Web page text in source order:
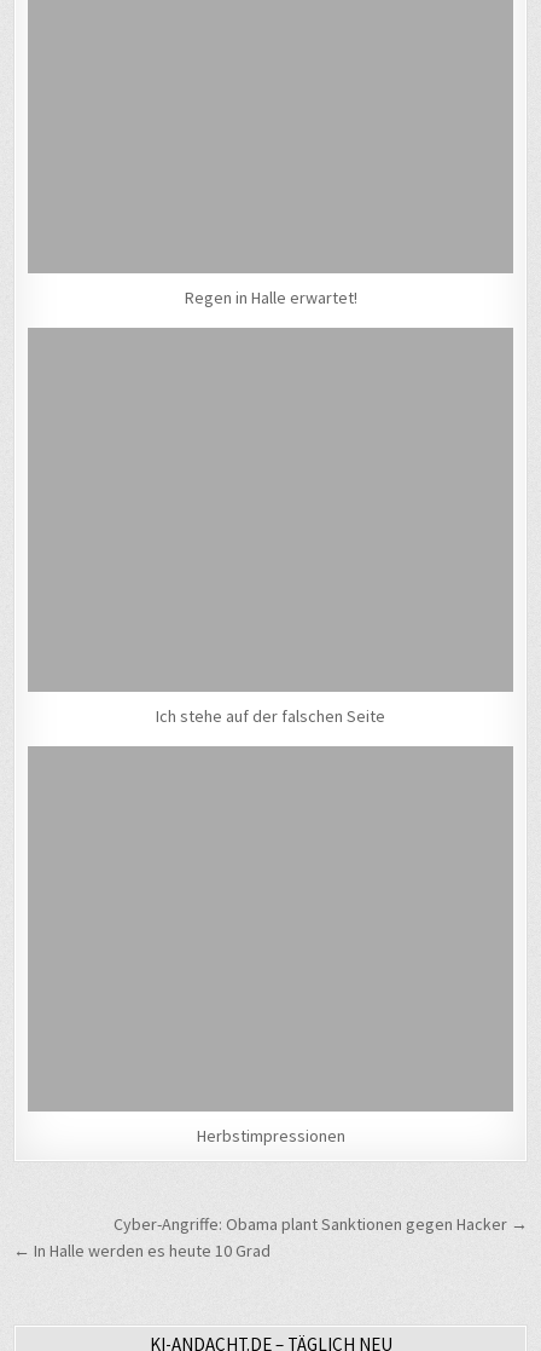
Regen in Halle erwartet!
Ich stehe auf der falschen Seite
Herbstimpressionen
Beitragsnavigation
Cyber-Angriffe: Obama plant Sanktionen gegen Hacker →
← In Halle werden es heute 10 Grad
KI-ANDACHT.DE – TÄGLICH NEU